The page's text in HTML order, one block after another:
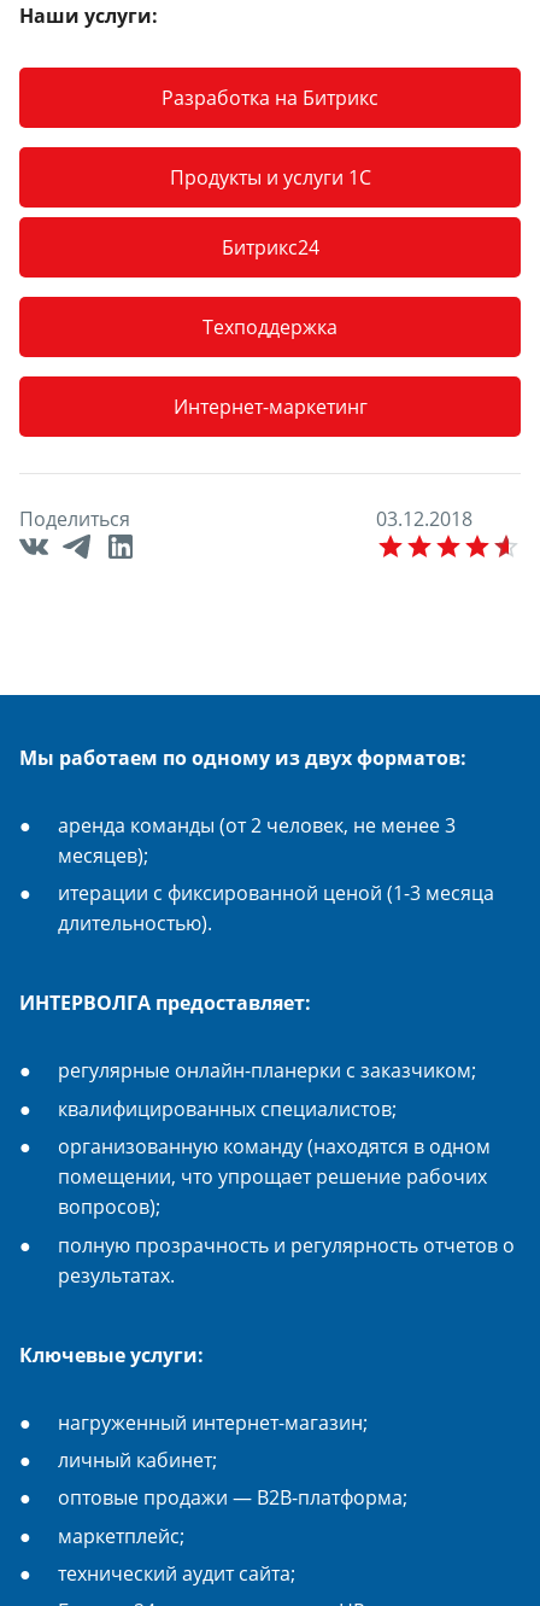
Наши услуги:
Разработка на Битрикс
Продукты и услуги 1С
Битрикс24
Техподдержка
Интернет-маркетинг
Поделиться 03.12.2018
Мы работаем по одному из двух форматов:
аренда команды (от 2 человек, не менее 3
месяцев);
итерации с фиксированной ценой (1-3 месяца
длительностью).
ИНТЕРВОЛГА предоставляет:
регулярные онлайн-планерки с заказчиком;
квалифицированных специалистов;
организованную команду (находятся в одном
помещении, что упрощает решение рабочих
вопросов);
полную прозрачность и регулярность отчетов о
результатах.
Ключевые услуги:
нагруженный интернет-магазин;
личный кабинет;
оптовые продажи — B2B-платформа;
маркетплейс;
технический аудит сайта;